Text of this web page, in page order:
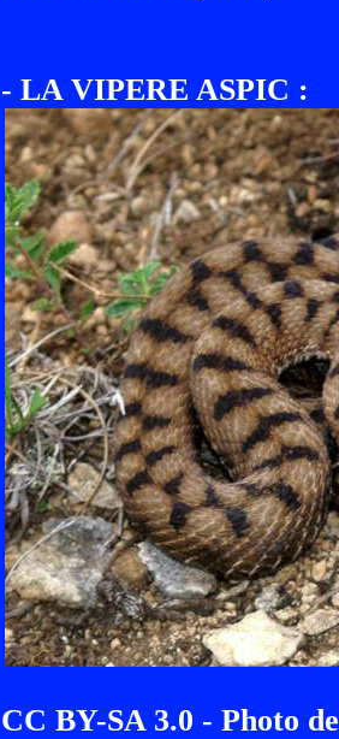
- LA VIPERE ASPIC :
CC BY-SA 3.0 - Photo